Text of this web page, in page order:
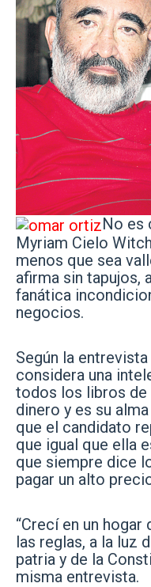
No es
Myriam Cielo
menos que sea
afirma sin tapujos,
fanática
negocios.
Según la
considera una
todos los libros de
dinero y es su
que el candidato
que igual que ella
que siempre dice
pagar un alto
“Crecí en un
las reglas, a la luz
patria y de la
misma entrevista.